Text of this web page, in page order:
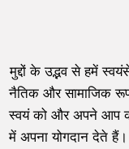
मुद्दों के उद्भव से हमें
नैतिक और सामाजिक
स्वयं को और अपने आप
में अपना योगदान देते